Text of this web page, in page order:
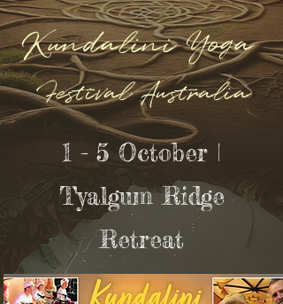
Kundalini Yoga
Festival Australia
1 - 5 October |
Tyalgum Ridge
Retreat